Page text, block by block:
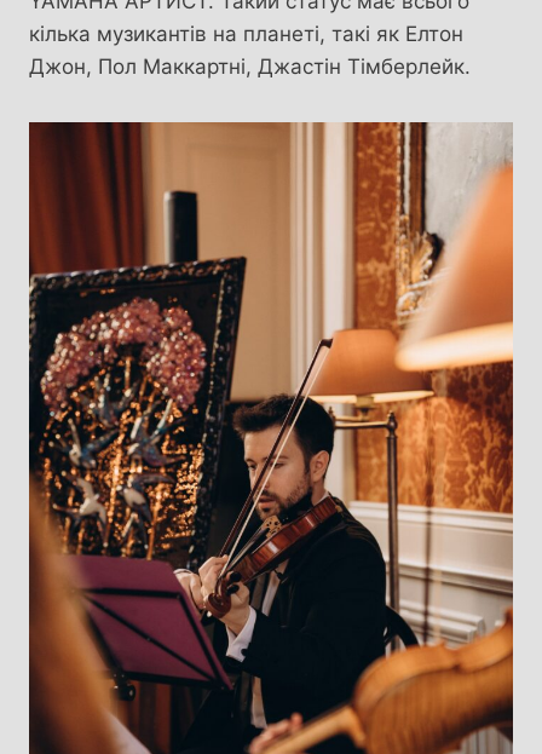
кілька музикантів на планеті, такі як Елтон
Джон, Пол Маккартні, Джастін Тімберлейк.